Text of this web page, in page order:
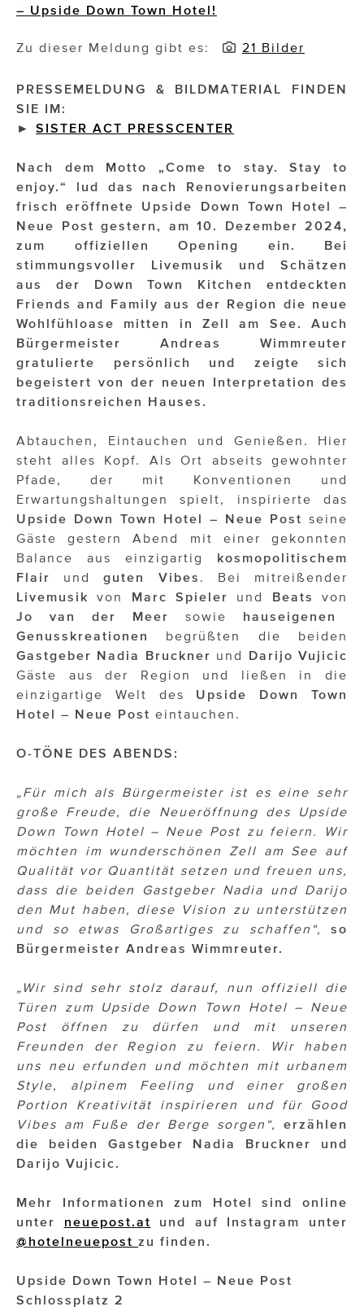
GymBeam
Impressionisten
JOHANN STRAUSS – NEW DIMENSIONS
Magenta Telekom
NEVER AGE NUTRITION
Nina Kraft – Kraft Media Minds
NORMAL
rot weiss rosé
OTTO AM DONAUKANAL
Solid & Bold
St. Peter Stiftskulinarium
Susanne Wuest
The Budims
THE GOODSTUFF
TOG Studio
Upside Down Town Hotel – Neue Post
VieSFF – Vienna Spanish Film Festival
ÜBER UNS
PRESS CONTACT
– Upside Down Town Hotel!
Zu dieser Meldung gibt es: 21 Bilder
PRESSEMELDUNG & BILDMATERIAL FINDEN
SIE IM:
► SISTER ACT PRESSCENTER
Nach dem Motto „Come to stay. Stay to
enjoy.“ lud das nach Renovierungsarbeiten
frisch eröffnete Upside Down Town Hotel –
Neue Post gestern, am 10. Dezember 2024,
zum offiziellen Opening ein. Bei
stimmungsvoller Livemusik und Schätzen
aus der Down Town Kitchen entdeckten
Friends and Family aus der Region die neue
Wohlfühloase mitten in Zell am See. Auch
Bürgermeister Andreas Wimmreuter
gratulierte persönlich und zeigte sich
begeistert von der neuen Interpretation des
traditionsreichen Hauses.
Abtauchen, Eintauchen und Genießen. Hier
steht alles Kopf. Als Ort abseits gewohnter
Pfade, der mit Konventionen und
Erwartungshaltungen spielt, inspirierte das
Upside Down Town Hotel –
Neue Post seine
Gäste gestern Abend mit einer gekonnten
Balance aus einzigartig
kosmopolitischem
Flair
undguten Vibes . Bei mitreißender
Livemusik
von Marc Spieler und Beatsvon
Jo van der Meer
sowie hauseigenen
Genusskreationen
begrüßten die beiden
Gastgeber Nadia Bruckner und
Darijo Vujicic
Gäste aus der Region und ließen in die
einzigartige Welt des Upside Down Town
Hotel – Neue Post eintauchen.
O-TÖNE DES ABENDS:
„Für mich als Bürgermeister ist es eine sehr
große Freude, die Neueröffnung des Upside
Down Town Hotel – Neue Post zu feiern. Wir
möchten im wunderschönen Zell am See auf
Qualität vor Quantität setzen und freuen uns,
dass die beiden Gastgeber Nadia und Darijo
den Mut haben, diese Vision zu unterstützen
und so etwas Großartiges zu schaffen“,
so
Bürgermeister Andreas Wimmreuter.
„Wir sind sehr stolz darauf, nun offiziell die
Türen zum Upside Down Town Hotel – Neue
Post öffnen zu dürfen und mit unseren
Freunden der Region zu feiern. Wir haben
uns neu erfunden und möchten mit urbanem
Style, alpinem Feeling und einer großen
Portion Kreativität inspirieren und für Good
Vibes am Fuße der Berge sorgen“,
erzählen
die beiden Gastgeber Nadia Bruckner und
Darijo Vujicic.
Mehr Informationen zum Hotel sind online
unter neuepost.at und auf Instagram unter
@hotelneuepost zu finden.
Upside Down Town Hotel – Neue Post
Schlossplatz 2